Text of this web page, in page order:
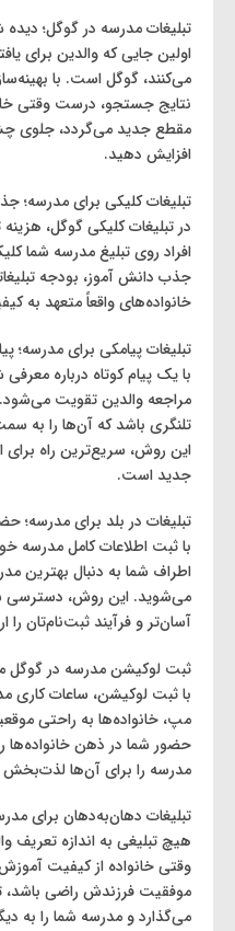
تبلیغات مدرسه در گوگل؛
اولین جایی که والدین برای
می‌کنند، گوگل است. با
نتایج جستجو، درست وقتی
مقطع جدید می‌گردد، جلوی
افزایش دهید.
تبلیغات کلیکی برای
در تبلیغات کلیکی گوگل،
افراد روی تبلیغ مدرسه شما
جذب دانش آموز، بودجه
خانواده‌های واقعاً متعهد به
تبلیغات پیامکی برای مدرسه؛
با یک پیام کوتاه درباره
مراجعه والدین تقویت
تلنگری باشد که آن‌ها را به
این روش، سریع‌ترین راه برای
جدید است.
تبلیغات در بلد برای مدرسه؛
با ثبت اطلاعات کامل مدرسه
اطراف شما به دنبال بهترین
می‌شوید. این روش، دسترسی
آسان‌تر و فرآیند ثبت‌نام‌تان را
ثبت لوکیشن مدرسه در گوگل
با ثبت لوکیشن، ساعات کاری
مپ، خانواده‌ها به راحتی
حضور شما در ذهن خانواده‌ها
مدرسه را برای آن‌ها
تبلیغات دهان‌به‌دهان برای
هیچ تبلیغی به اندازه تعریف
وقتی خانواده از کیفیت
موفقیت فرزندش راضی باشد،
می‌گذارد و مدرسه شما را به